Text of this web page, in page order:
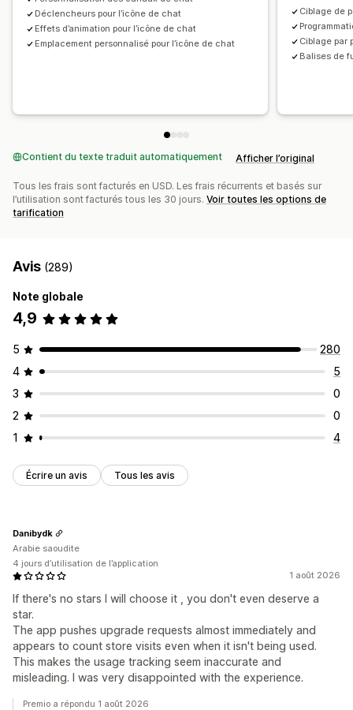
Déclencheurs pour l’icône de chat
Effets d’animation pour l’icône de chat
Emplacement personnalisé pour l’icône de chat
Ciblage de
Ciblage par
Balises de
Contient du texte traduit automatiquement Afficher l’original
Tous les frais sont facturés en USD. Les frais récurrents et basés sur
l’utilisation sont facturés tous les 30 jours. Voir toutes les options de
tarification
Avis (289)
Note globale
4,9
5
280
4
5
3
0
2
0
1
4
Écrire un avis Tous les avis
1 août 2026
If there's no stars I will choose it , you don't even deserve a
star.
The app pushes upgrade requests almost immediately and
appears to count store visits even when it isn't being used.
This makes the usage tracking seem inaccurate and
misleading. I was very disappointed with the experience.
Danibydk
Arabie saoudite
4 jours d’utilisation de l’application
Premio a répondu 1 août 2026